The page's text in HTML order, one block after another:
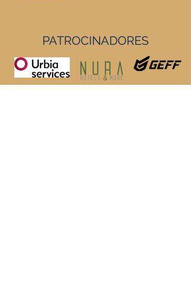
PATROCINADORES